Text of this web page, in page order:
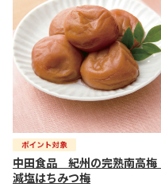
中田食品 紀州の完熟南高梅
減塩はちみつ梅